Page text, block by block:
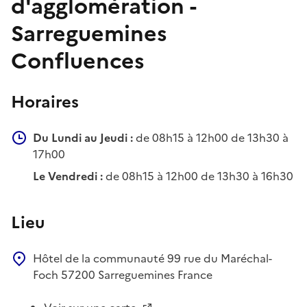
Sarreguemines
Confluences
Horaires
Du Lundi au Jeudi :de 08h15 à 12h00 de 13h30 à
17h00
Le Vendredi :de 08h15 à 12h00 de 13h30 à 16h30
Lieu
Hôtel de la communauté99 rue du Maréchal-
Foch 57200 Sarreguemines France